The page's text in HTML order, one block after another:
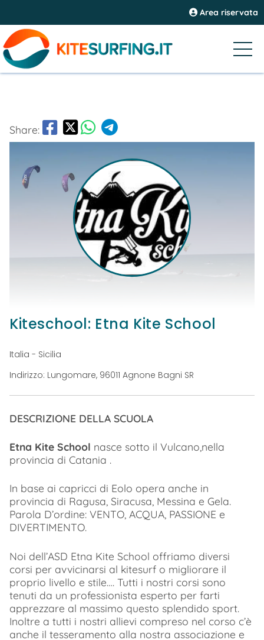
Area riservata
Share:
Kiteschool: Etna Kite School
Italia - Sicilia
Indirizzo: Lungomare, 96011 Agnone Bagni SR
DESCRIZIONE DELLA SCUOLA
Etna Kite School nasce sotto il Vulcano,nella
provincia di Catania .
In base ai capricci di Eolo opera anche in
provincia di Ragusa, Siracusa, Messina e Gela.
Parola D’ordine: VENTO, ACQUA, PASSIONE e
DIVERTIMENTO.
Noi dell’ASD Etna Kite School offriamo diversi
corsi per avvicinarsi al kitesurf o migliorare il
proprio livello e stile…. Tutti i nostri corsi sono
tenuti da un professionista esperto per farti
apprezzare al massimo questo splendido sport.
Inoltre a tutti i nostri allievi compreso nel corso c’è
anche il tesseramento alla nostra associazione e